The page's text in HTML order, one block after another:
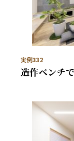
実例332
造作ベンチ